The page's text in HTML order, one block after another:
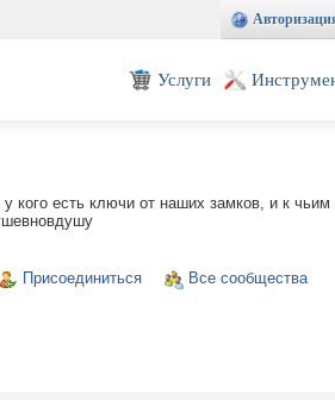
Услуги
кого есть ключи от наших замков, и к
Присоединиться Все сообщества